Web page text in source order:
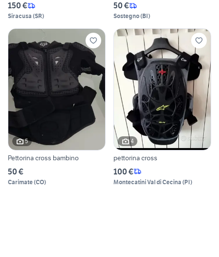
150 €
Siracusa (SR)
50 €
Sostegno(BI)
5
Pettorina cross bambino
50 €
Carimate(CO)
4
pettorina cross
100 €
Montecatini Val di Cecina (PI)